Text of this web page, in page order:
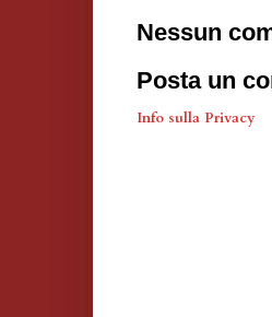
Nessun
Posta un
Info sulla Privacy